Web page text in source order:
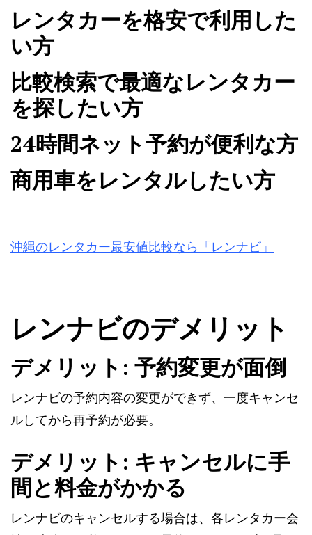
レンタカーを格安で利用した
い方
比較検索で最適なレンタカー
を探したい方
24時間ネット予約が便利な方
商用車をレンタルしたい方
沖縄のレンタカー最安値比較なら「レンナビ」
レンナビのデメリット
デメリット: 予約変更が面倒
レンナビの予約内容の変更ができず、一度キャンセ
ルしてから再予約が必要。
デメリット: キャンセルに手
間と料金がかかる
レンナビのキャンセルする場合は、各レンタカー会